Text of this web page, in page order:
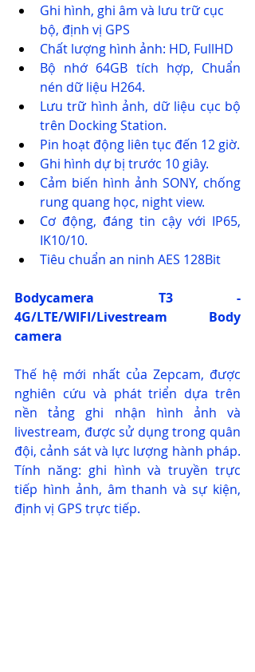
Ghi hình, ghi âm và lưu trữ cục
bộ, định vị GPS
Chất lượng hình ảnh: HD, FullHD
Bộ nhớ 64GB tích hợp, Chuẩn
nén dữ liệu H264.
Lưu trữ hình ảnh, dữ liệu cục bộ
trên Docking Station.
Pin hoạt động liên tục đến 12 giờ.
Ghi hình dự bị trước 10 giây.
Cảm biến hình ảnh SONY, chống
rung quang học, night view.
Cơ động, đáng tin cậy với IP65,
IK10/10.
Tiêu chuẩn an ninh AES 128Bit
Bodycamera T3 -
4G/LTE/WIFI/Livestream Body
camera
Thế hệ mới nhất của Zepcam, được
nghiên cứu và phát triển dựa trên
nền tảng ghi nhận hình ảnh và
livestream, được sử dụng trong quân
đội, cảnh sát và lực lượng hành pháp.
Tính năng: ghi hình và truyền trực
tiếp hình ảnh, âm thanh và sự kiện,
định vị GPS trực tiếp.